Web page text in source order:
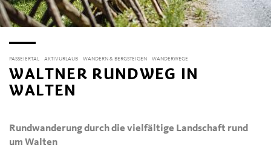
PASSEIERTAL AKTIVURLAUB WANDERN & BERGSTEIGEN WANDERWEGE
WALTNER RUNDWEG IN
WALTEN
Rundwanderung durch die vielfältige Landschaft rund
um Walten